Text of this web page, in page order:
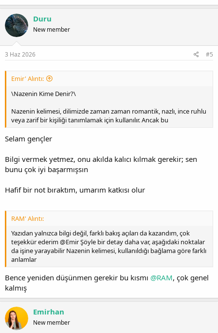
Duru
New member
3 Haz 2026 #5
Emir' Alıntı:
\Nazenin Kime Denir?\
Nazenin kelimesi, dilimizde zaman zaman romantik, nazlı, ince ruhlu
veya zarif bir kişiliği tanımlamak için kullanılır. Ancak bu
Selam gençler
Bilgi vermek yetmez, onu akılda kalıcı kılmak gerekir; sen
bunu çok iyi başarmışsın
Hafif bir not bıraktım, umarım katkısı olur
RAM' Alıntı:
Yazıdan yalnızca bilgi değil, farklı bakış açıları da kazandım, çok
teşekkür ederim @Emir Şöyle bir detay daha var, aşağıdaki noktalar
da işine yarayabilir Nazenin kelimesi, kullanıldığı bağlama göre farklı
anlamlar
Bence yeniden düşünmen gerekir bu kısmı @RAM, çok genel
kalmış
Emirhan
New member